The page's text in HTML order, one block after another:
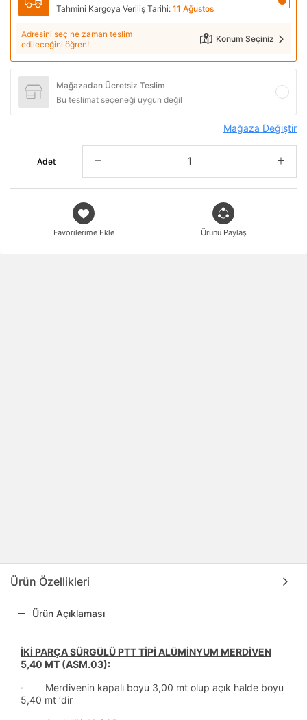
Tahmini Kargoya Veriliş Tarihi: 11 Ağustos
Adresini seç ne zaman teslim
edileceğini öğren!
Konum Seçiniz
Mağazadan Ücretsiz Teslim
Bu teslimat seçeneği uygun değil
Mağaza Değiştir
Adet
Favorilerime Ekle Ürünü Paylaş
Ürün Özellikleri
Ürün Açıklaması
İKİ PARÇA SÜRGÜLÜ PTT TİPİ ALÜMİNYUM MERDİVEN
5,40 MT (ASM.03):
· Merdivenin kapalı boyu 3,00 mt olup açık halde boyu
5,40 mt ‘dir